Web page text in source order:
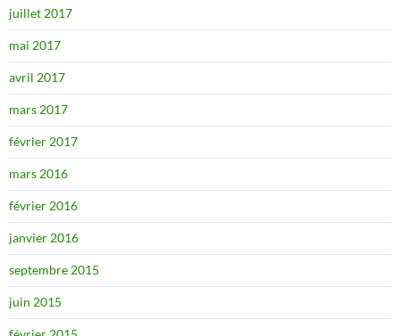
juillet 2017
mai 2017
avril 2017
mars 2017
février 2017
mars 2016
février 2016
janvier 2016
septembre 2015
juin 2015